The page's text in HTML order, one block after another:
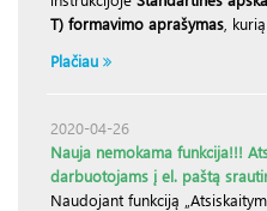
T) formavimo aprašymas ,
Plačiau
2020-04-26
Nauja nemokama funkcija!!!
darbuotojams į el. paštą
Naudojant funkciją